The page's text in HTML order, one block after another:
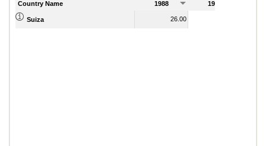
Country Name 1988 1989
Suiza 26.00